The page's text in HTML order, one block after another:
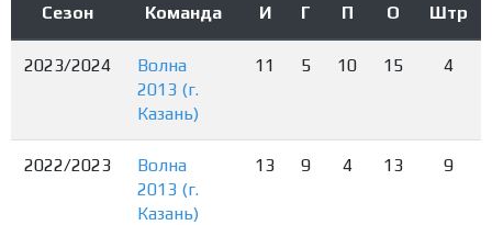
Сезон Команда И Г П О Штр
2023/2024
Волна
2013 (г.
Казань)
11 5 10 15 4
2022/2023
Волна
2013 (г.
Казань)
13 9 4 13 9